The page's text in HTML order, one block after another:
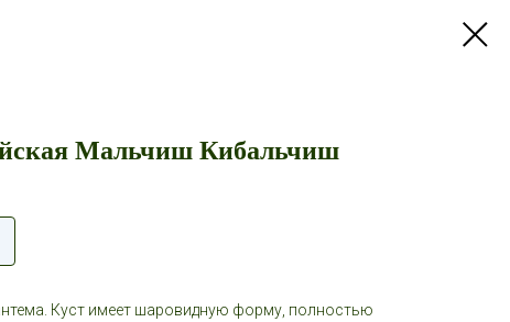
Мальчиш Кибальчиш
Куст имеет шаровидную форму, полностью